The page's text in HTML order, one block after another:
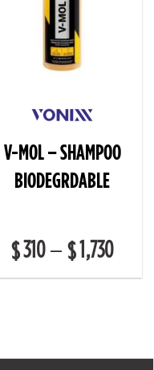
V-MOL – SHAMPOO
BIODEGRDABLE
$310– $1,730